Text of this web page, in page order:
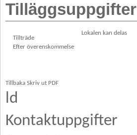
Tilläggsuppgifter
Tillträde
Efter överenskommelse
Lokalen kan delas
Tillbaka Skriv ut PDF
ld
Kontaktuppgifter